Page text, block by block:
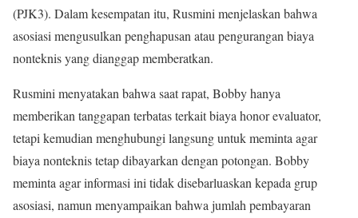
(PJK3). Dalam kesempatan itu, Rusmini menjelaskan bahwa
asosiasi mengusulkan penghapusan atau pengurangan biaya
nonteknis yang dianggap memberatkan.
Rusmini menyatakan bahwa saat rapat, Bobby hanya
memberikan tanggapan terbatas terkait biaya honor evaluator,
tetapi kemudian menghubungi langsung untuk meminta agar
biaya nonteknis tetap dibayarkan dengan potongan. Bobby
meminta agar informasi ini tidak disebarluaskan kepada grup
asosiasi, namun menyampaikan bahwa jumlah pembayaran